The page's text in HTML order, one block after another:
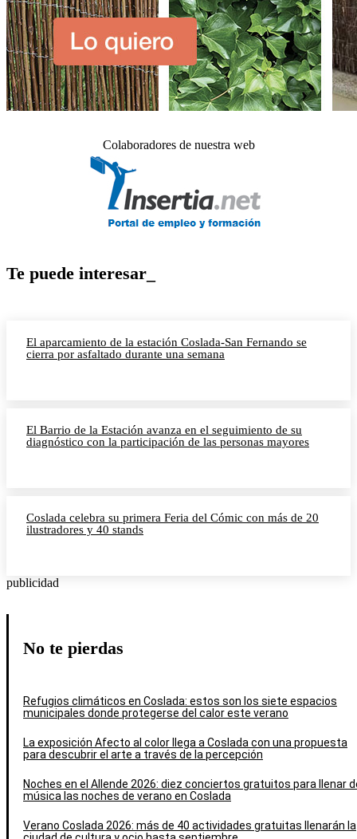
Colaboradores de nuestra web
Te puede interesar_
El aparcamiento de la estación Coslada-San Fernando se
cierra por asfaltado durante una semana
El Barrio de la Estación avanza en el seguimiento de su
diagnóstico con la participación de las personas mayores
Coslada celebra su primera Feria del Cómic con más de 20
ilustradores y 40 stands
publicidad
No te pierdas
Refugios climáticos en Coslada: estos son los siete espacios
municipales donde protegerse del calor este verano
La exposición Afecto al color llega a Coslada con una propuesta
para descubrir el arte a través de la percepción
Noches en el Allende 2026: diez conciertos gratuitos para llenar
música las noches de verano en Coslada
Verano Coslada 2026: más de 40 actividades gratuitas llenarán la